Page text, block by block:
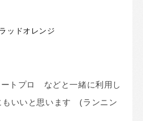
ッドオレンジ
トプロ などと一緒に利用し
いいと思います (ランニン